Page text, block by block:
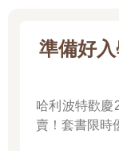
準備好
哈利波特歡慶
賣！套書限時